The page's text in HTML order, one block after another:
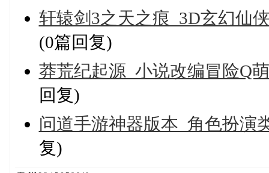
轩辕剑3之天之痕_3D玄幻仙
(0篇回复)
莽荒纪起源_小说改编冒险Q
回复)
问道手游神器版本_角色扮演
复)